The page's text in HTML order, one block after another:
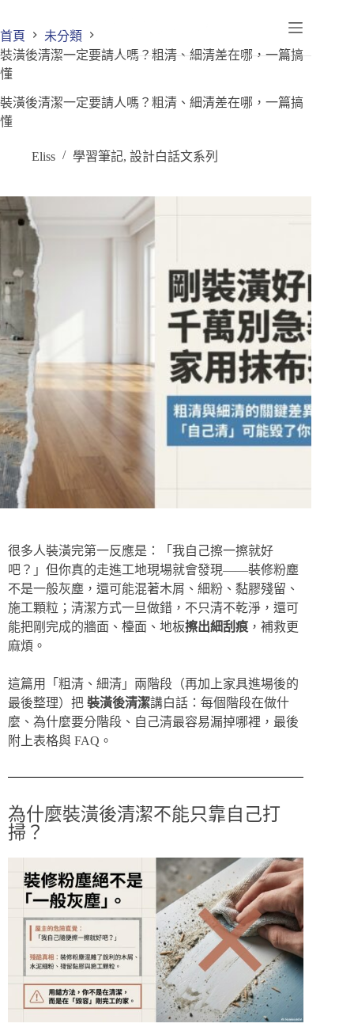
首頁
未分類
裝潢後清潔一定要請人嗎？粗清、細清差在哪，一篇搞
懂
裝潢後清潔一定要請人嗎？粗清、細清差在哪，一篇搞
懂
Eliss 學習筆記, 設計白話文系列
很多人裝潢完第一反應是：「我自己擦一擦就好
吧？」但你真的走進工地現場就會發現——裝修粉塵
不是一般灰塵，還可能混著木屑、細粉、黏膠殘留、
施工顆粒；清潔方式一旦做錯，不只清不乾淨，還可
能把剛完成的牆面、檯面、地板擦出細刮痕 ，補救更
麻煩。
這篇用「粗清、細清」兩階段（再加上家具進場後的
最後整理）把 裝潢後清潔講白話：每個階段在做什
麼、為什麼要分階段、自己清最容易漏掉哪裡，最後
附上表格與 FAQ。
為什麼裝潢後清潔不能只靠自己打
掃？